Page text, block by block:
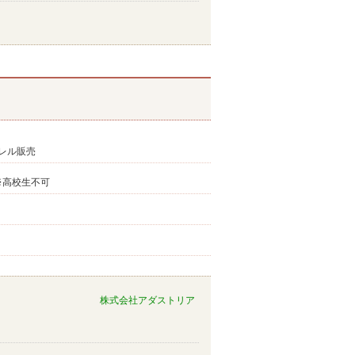
ル販売
校生不可
株式会社アダストリア